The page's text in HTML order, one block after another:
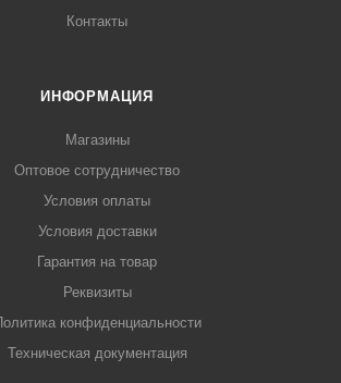
Контакты
ИНФОРМАЦИЯ
Магазины
Оптовое сотрудничество
Условия оплаты
Условия доставки
Гарантия на товар
Реквизиты
конфиденциальности
Техническая документация